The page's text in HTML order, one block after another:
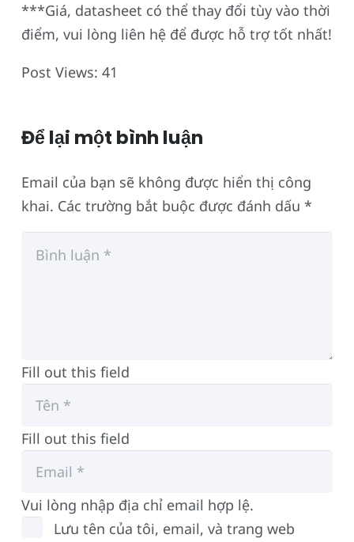
***Giá, datasheet có thể thay đổi tùy vào thời
điểm, vui lòng liên hệ để được hỗ trợ tốt nhất!
Post Views: 41
Để lại một bình luận
Email của bạn sẽ không được hiển thị công
khai. Các trường bắt buộc được đánh dấu *
Fill out this field
Fill out this field
Vui lòng nhập địa chỉ email hợp lệ.
Lưu tên của tôi, email, và trang web